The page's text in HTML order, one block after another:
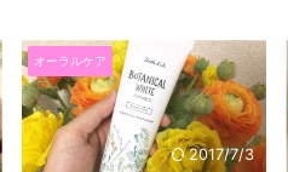
オーラルケア
2017/7/3